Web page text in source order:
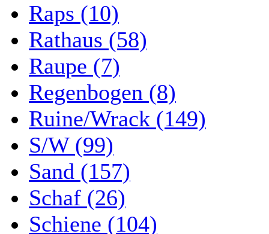
Raps (10)
Rathaus (58)
Raupe (7)
Regenbogen (8)
Ruine/Wrack (149)
S/W (99)
Sand (157)
Schaf (26)
Schiene (104)